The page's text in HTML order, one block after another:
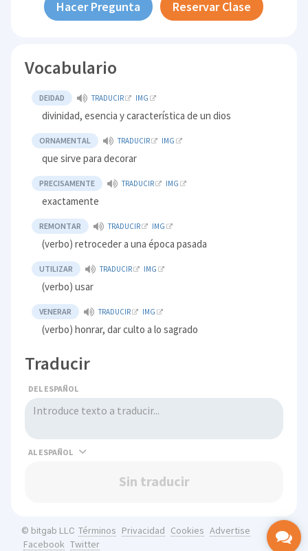
Hacer Pregunta Reservar Clase
Vocabulario
DEIDAD TRADUCIR IMG
divinidad, esencia y característica de un dios
ORNAMENTAL TRADUCIR IMG
que sirve para decorar
PRECISAMENTE TRADUCIR IMG
exactamente
REMONTAR TRADUCIR IMG
(verbo) retroceder a una época pasada
UTILIZAR TRADUCIR IMG
(verbo) usar
VENERAR TRADUCIR IMG
(verbo) honrar, dar culto a lo sagrado
Traducir
DEL ESPAÑOL
AL
Sin traducir
© bitgab LLC Términos Privacidad Cookies Advertise
Facebook Twitter